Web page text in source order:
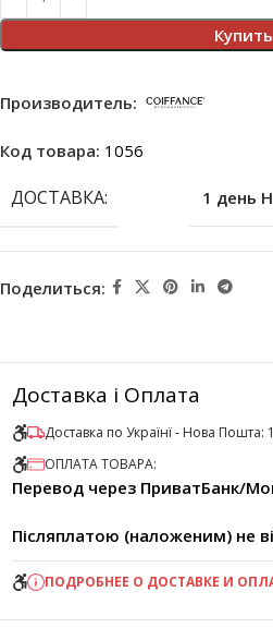
Купить
Производитель:
Код товара: 1056
ДОСТАВКА: 1 день
Поделиться:
Доставка і Оплата
Доставка по Українї - Нова Пошта:
ОПЛАТА ТОВАРА:
Перевод через ПриватБанк/
Післяплатою (наложеним) не
ПОДРОБНЕЕ О ДОСТАВКЕ И